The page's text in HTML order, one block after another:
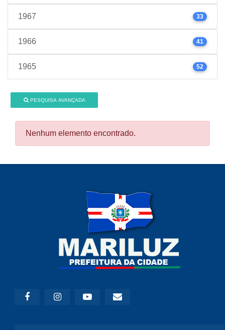
1967 33
1966 41
1965 52
PESQUISA AVANÇADA
Nenhum elemento encontrado.